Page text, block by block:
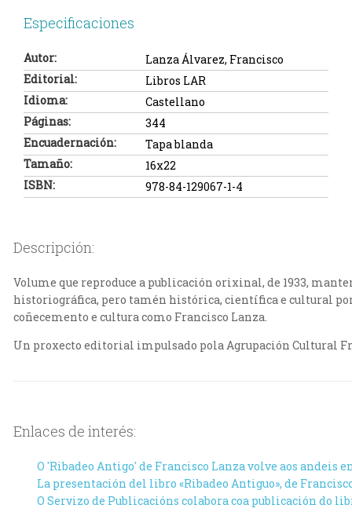
Especificaciones
Autor:
Lanza Álvarez, Francisco
Editorial:
Libros LAR
Idioma:
Castellano
Páginas:
344
Encuadernación:
Tapa blanda
Tamaño:
16x22
ISBN:
978-84-129067-1-4
Descripción:
Volume que reproduce a publicación orixinal, de 1933,
historiográfica, pero tamén histórica, científica e cultural
coñecemento e cultura como Francisco Lanza.
Un proxecto editorial impulsado pola Agrupación Cultural
Enlaces de interés:
O 'Ribadeo Antigo' de Francisco Lanza volve aos
La presentación del libro «Ribadeo Antiguo», de
O Servizo de Publicacións colabora coa publicación do